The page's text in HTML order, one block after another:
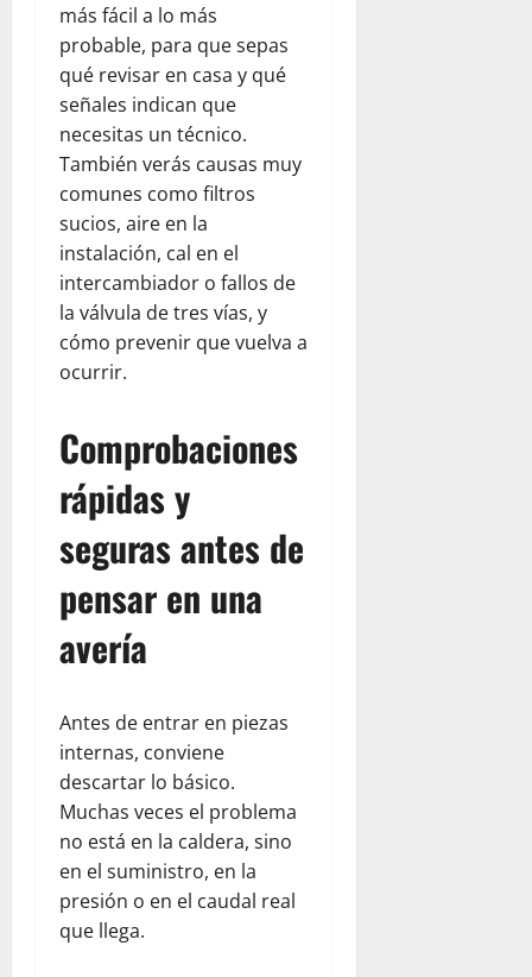
más fácil a lo más
probable, para que sepas
qué revisar en casa y qué
señales indican que
necesitas un técnico.
También verás causas muy
comunes como filtros
sucios, aire en la
instalación, cal en el
intercambiador o fallos de
la válvula de tres vías, y
cómo prevenir que vuelva a
ocurrir.
Comprobaciones
rápidas y
seguras antes de
pensar en una
avería
Antes de entrar en piezas
internas, conviene
descartar lo básico.
Muchas veces el problema
no está en la caldera, sino
en el suministro, en la
presión o en el caudal real
que llega.